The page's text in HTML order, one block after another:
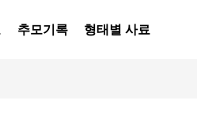
추모기록 형태별 사료